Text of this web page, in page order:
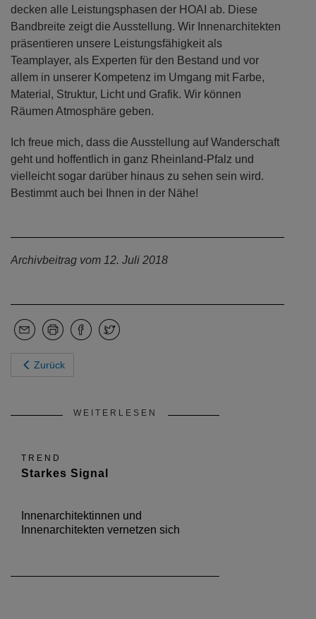
decken alle Leistungsphasen der HOAI ab. Diese
Bandbreite zeigt die Ausstellung. Wir Innenarchitekten
präsentieren unsere Leistungsfähigkeit als
Teamplayer, als Experten für den Bestand und vor
allem in unserer Kompetenz im Umgang mit Farbe,
Material, Struktur, Licht und Grafik. Wir können
Räumen Atmosphäre geben.
Ich freue mich, dass die Ausstellung auf Wanderschaft
geht und hoffentlich in ganz Rheinland-Pfalz und
vielleicht sogar darüber hinaus zu sehen sein wird.
Bestimmt auch bei Ihnen in der Nähe!
Archivbeitrag vom 12. Juli 2018
Zurück
WEITERLESEN
TREND
Starkes Signal
Innenarchitektinnen und
Innenarchitekten vernetzen sich